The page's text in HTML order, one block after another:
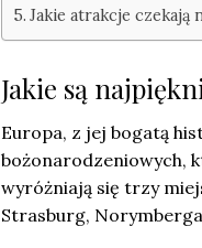
Jakie atrakcje
Jakie są
Europa, z jej bogatą
bożonarodzeniowych,
wyróżniają się trzy
Strasburg,